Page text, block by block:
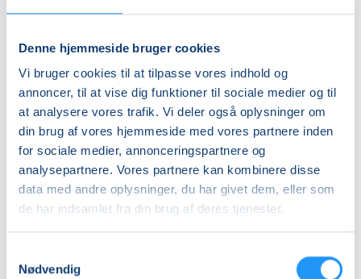
Denne hjemmeside bruger cookies
Vi bruger cookies til at tilpasse vores indhold og
annoncer, til at vise dig funktioner til sociale medier og til
at analysere vores trafik. Vi deler også oplysninger om
din brug af vores hjemmeside med vores partnere inden
for sociale medier, annonceringspartnere og
analysepartnere. Vores partnere kan kombinere disse
data med andre oplysninger, du har givet dem, eller som
de har indsamlet fra din brug af deres tjenester.
Nødvendig
DKK 372,00
Ledig-FRB
DKK 375,00
Studerende-KBH
DKK 372,00
Studerende-FRB
DKK 375,00
Unge (18-25 år)-KBH
Info